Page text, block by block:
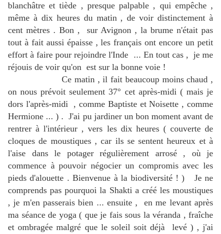
blanchâtre et tiède , presque palpable , qui empêche ,
même à dix heures du matin , de voir distinctement à
cent mètres . Bon , sur Avignon , la brume n'était pas
tout à fait aussi épaisse , les français ont encore un petit
effort à faire pour rejoindre l'Inde ... En tout cas , je me
réjouis de voir qu'on est sur la bonne voie !
Ce matin , il fait beaucoup moins chaud ,
on nous prévoit seulement 37° cet après-midi ( mais je
dors l'après-midi , comme Baptiste et Noisette , comme
Hermione ... ) . J'ai pu jardiner un bon moment avant de
rentrer à l'intérieur , vers les dix heures ( couverte de
cloques de moustiques , car ils se sentent heureux et à
l'aise dans le potager régulièrement arrosé , où je
commence à pouvoir négocier un compromis avec les
pieds d'alouette . Bienvenue à la biodiversité ! ) Je ne
comprends pas pourquoi la Shakti a créé les moustiques
, je m'en passerais bien ... ensuite , en me levant après
ma séance de yoga ( que je fais sous la véranda , fraîche
et ombragée malgré que le soleil soit déjà levé ) , j'ai